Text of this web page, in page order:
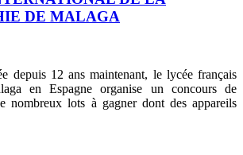
DE MALAGA
depuis 12 ans maintenant, le lycée français
en Espagne organise un concours de
nombreux lots à gagner dont des appareils